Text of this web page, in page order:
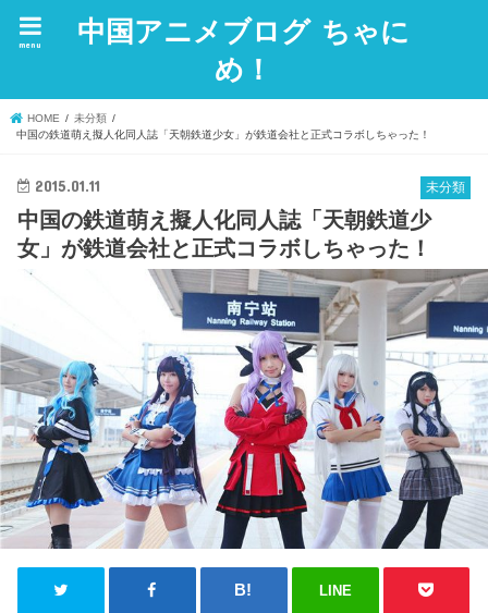
中国アニメブログ ちゃに
め！
menu
HOME
未分類
中国の鉄道萌え擬人化同人誌「天朝鉄道少女」が鉄道会社と正式コラボしちゃった！
未分類
2015.01.11
中国の鉄道萌え擬人化同人誌「天朝鉄道少
女」が鉄道会社と正式コラボしちゃった！
LINE